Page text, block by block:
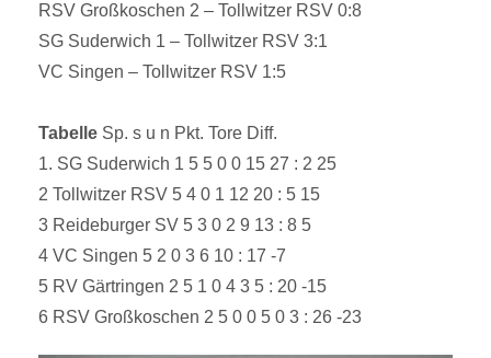
RSV Großkoschen 2 – Tollwitzer RSV 0:8
SG Suderwich 1 – Tollwitzer RSV 3:1
VC Singen – Tollwitzer RSV 1:5
Tabelle Sp. s u n Pkt. Tore Diff.
1. SG Suderwich 1 5 5 0 0 15 27 : 2 25
2 Tollwitzer RSV 5 4 0 1 12 20 : 5 15
3 Reideburger SV 5 3 0 2 9 13 : 8 5
4 VC Singen 5 2 0 3 6 10 : 17 -7
5 RV Gärtringen 2 5 1 0 4 3 5 : 20 -15
6 RSV Großkoschen 2 5 0 0 5 0 3 : 26 -23